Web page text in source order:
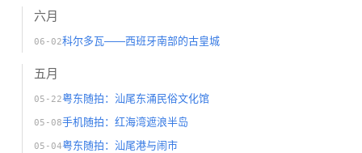
六月
06-02科尔多瓦——西班牙南部的古皇城
五月
05-22粤东随拍：汕尾东涌民俗文化馆
05-08手机随拍：红海湾遮浪半岛
05-04粤东随拍：汕尾港与闹市